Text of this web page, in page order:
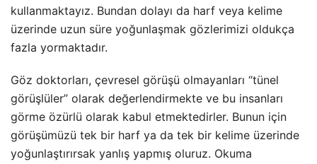
kullanmaktayız. Bundan dolayı da harf veya kelime
üzerinde uzun süre yoğunlaşmak gözlerimizi oldukça
fazla yormaktadır.
Göz doktorları, çevresel görüşü olmayanları “tünel
görüşlüler” olarak değerlendirmekte ve bu insanları
görme özürlü olarak kabul etmektedirler. Bunun için
görüşümüzü tek bir harf ya da tek bir kelime üzerinde
yoğunlaştırırsak yanlış yapmış oluruz. Okuma